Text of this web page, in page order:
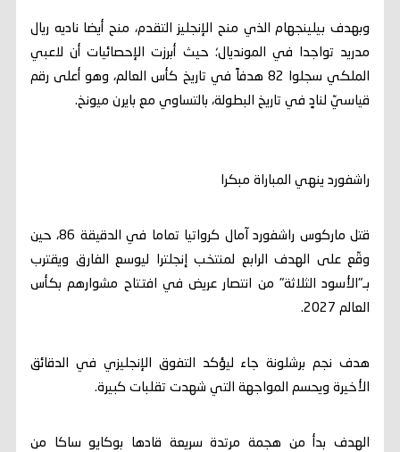
وبهدف بيلينجهام الذي منح الإنجليز التقدم، منح أيضا ناديه ريال
مدريد تواجدا في المونديال؛ حيث أبرزت الإحصائيات أن لاعبي
الملكي سجلوا 82 هدفاً في تاريخ كأس العالم، وهو أعلى رقم
قياسيّ لنادٍ في تاريخ البطولة، بالتساوي مع بايرن ميونخ.
راشفورد ينهي المباراة مبكرا
قتل ماركوس راشفورد آمال كرواتيا تماما في الدقيقة 86، حين
وقّع على الهدف الرابع لمنتخب إنجلترا ليوسع الفارق ويقترب
بـ"الأسود الثلاثة" من انتصار عريض في افتتاح مشوارهم بكأس
العالم 2027.
هدف نجم برشلونة جاء ليؤكد التفوق الإنجليزي في الدقائق
الأخيرة ويحسم المواجهة التي شهدت تقلبات كبيرة.
الهدف بدأ من هجمة مرتدة سريعة قادها بوكايو ساكا من